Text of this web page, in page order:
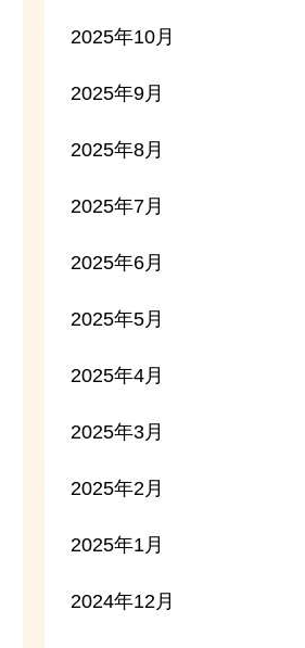
2025年10月
2025年9月
2025年8月
2025年7月
2025年6月
2025年5月
2025年4月
2025年3月
2025年2月
2025年1月
2024年12月